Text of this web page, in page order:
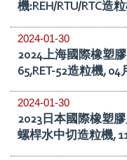
機:REH/RTU/RTC造
2024-01-30
2024上海國際橡塑膠
65,RET-52造粒機,
2024-01-30
2023日本國際橡塑膠
螺桿水中切造粒機,